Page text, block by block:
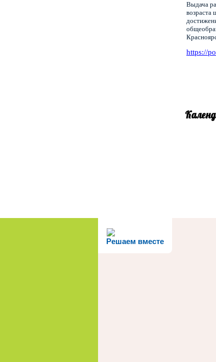
Выдача
возраста
https://
Решаем вместе